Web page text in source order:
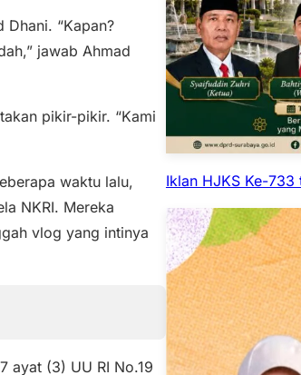
“Kapan?
jawab Ahmad
pikir-pikir. “Kami
waktu lalu,
NKRI. Mereka
vlog yang intinya
ayat (3) UU RI No.19
Iklan HJKS Ke-733